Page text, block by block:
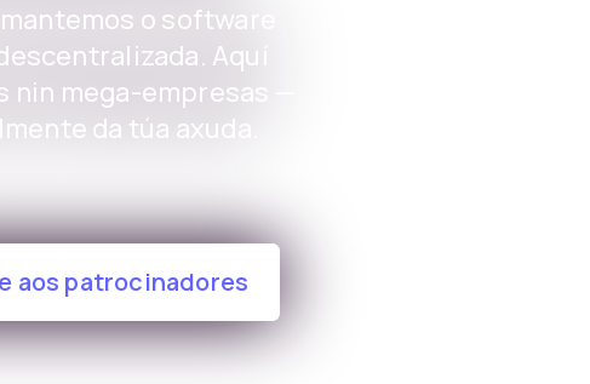
o software
Aquí
nin mega-empresas —
da túa axuda.
aos patrocinadores